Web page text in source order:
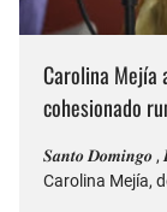
Carolina Mejía
cohesionado
𝑺𝒂𝒏𝒕𝒐 𝑫𝒐𝒎𝒊𝒏𝒈𝒐
Carolina Mejía,